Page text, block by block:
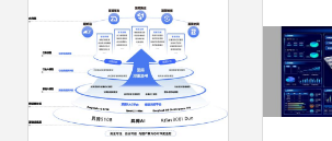
深入人工智能行业
应用系统集成服务